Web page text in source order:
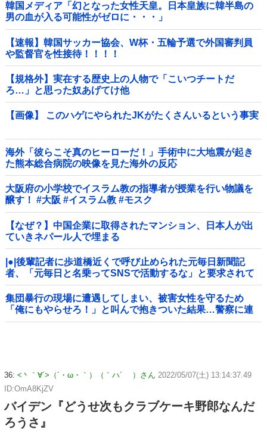
韓国メディア「幻となった女性天皇。日本皇族に韓半島の
男の血が入る可能性がゼロに・・・」
【速報】韓国サッカー協会、W杯・五輪予選で外国審判員
や監督官を性接待！！！！
【規格外】実在する歴史上の人物で「こいつチートだ
ろ…」と思った奴あげてけ他
【画像】 このハゲにやられたJKがたくさんいるという事実
海外「彼らこそ真のヒーローだ！」手術中に大地震が起き
た熊本総合病院の映像を見た海外の反応
大阪府の小学校でイスラム教の指導者が授業を行い物議を
醸す！ #大阪 #イスラム教 #モスク
【なぜ？】中国企業に取得されたマンション、日本人が出
ていきネパール人で埋まる
|●|後輩記者に歩道橋近くで呼び止められた元毎日新聞記
者、「元毎日と名乗ってSNSで活動するな」と要求されて
しまい……
集団暴行の現場に遭遇してしまい、被害女性を守るため
「俺にもやらせろ！」と叫んで抱きついた結果…警察に連
行され〇〇扱いされる悲劇へ←機転を利かせた結果が裏目
36: <丶｀∀´>（´・ω・｀）（｀ハ´ ）さん 2022/05/07(土) 13:14:37.49
ID:OmA8KjZV
バイデン『どうせ次もクラブケーキ野郎なんだ
ろうさ』